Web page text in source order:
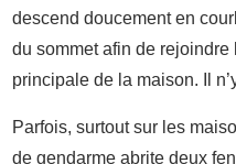
descend doucement en
du sommet afin de
principale de la maison. Il
Parfois, surtout sur les
de gendarme abrite deux